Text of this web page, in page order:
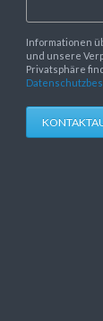
Informationen
und unsere
Privatsphäre